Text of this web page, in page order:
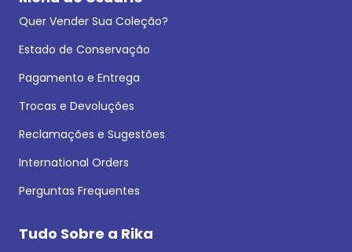
Quer Vender Sua Coleção?
Estado de Conservação
Pagamento e Entrega
Trocas e Devoluções
Reclamações e Sugestões
International Orders
Perguntas Frequentes
Tudo Sobre a Rika